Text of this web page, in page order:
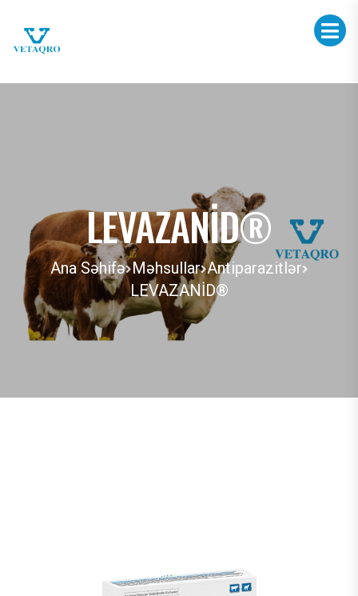
LEVAZANİD®
Ana Səhifə Məhsullar Antiparazitlər
LEVAZANİD®